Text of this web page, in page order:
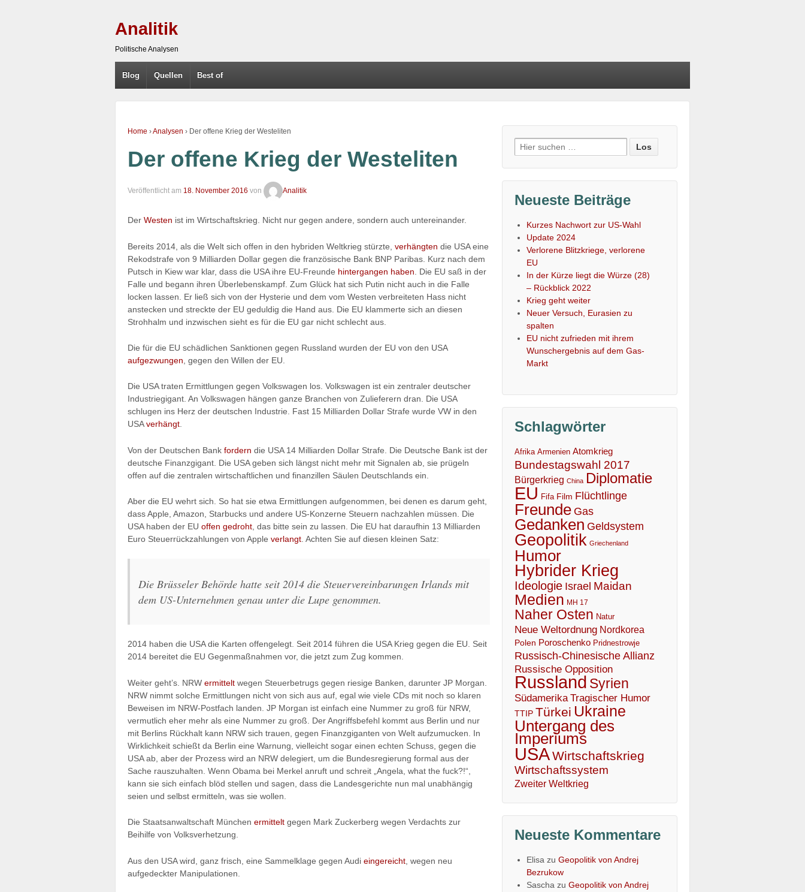
Analitik
Politische Analysen
Blog Quellen Best of
Home ›Analysen › Der offene Krieg der Westeliten
Der offene Krieg der Westeliten
Veröffentlicht am 18. November 2016 von Analitik
Der Westen ist im Wirtschaftskrieg. Nicht nur gegen andere, sondern auch untereinander.
Bereits 2014, als die Welt sich offen in den hybriden Weltkrieg stürzte, verhängten die USA eine
Rekodstrafe von 9 Milliarden Dollar gegen die französische Bank BNP Paribas. Kurz nach dem
Putsch in Kiew war klar, dass die USA ihre EU-Freunde hintergangen haben . Die EU saß in der
Falle und begann ihren Überlebenskampf. Zum Glück hat sich Putin nicht auch in die Falle
locken lassen. Er ließ sich von der Hysterie und dem vom Westen verbreiteten Hass nicht
anstecken und streckte der EU geduldig die Hand aus. Die EU klammerte sich an diesen
Strohhalm und inzwischen sieht es für die EU gar nicht schlecht aus.
Die für die EU schädlichen Sanktionen gegen Russland wurden der EU von den USA
aufgezwungen , gegen den Willen der EU.
Die USA traten Ermittlungen gegen Volkswagen los. Volkswagen ist ein zentraler deutscher
Industriegigant. An Volkswagen hängen ganze Branchen von Zulieferern dran. Die USA
schlugen ins Herz der deutschen Industrie. Fast 15 Milliarden Dollar Strafe wurde VW in den
USAverhängt.
Von der Deutschen Bank fordern die USA 14 Milliarden Dollar Strafe. Die Deutsche Bank ist der
deutsche Finanzgigant. Die USA geben sich längst nicht mehr mit Signalen ab, sie prügeln
offen auf die zentralen wirtschaftlichen und finanzillen Säulen Deutschlands ein.
Aber die EU wehrt sich. So hat sie etwa Ermittlungen aufgenommen, bei denen es darum geht,
dass Apple, Amazon, Starbucks und andere US-Konzerne Steuern nachzahlen müssen. Die
USA haben der EU offen gedroht , das bitte sein zu lassen. Die EU hat daraufhin 13 Milliarden
Euro Steuerrückzahlungen von Apple verlangt . Achten Sie auf diesen kleinen Satz:
Die Brüsseler Behörde hatte seit 2014 die Steuervereinbarungen Irlands mit
dem US-Unternehmen genau unter die Lupe genommen.
2014 haben die USA die Karten offengelegt. Seit 2014 führen die USA Krieg gegen die EU. Seit
2014 bereitet die EU Gegenmaßnahmen vor, die jetzt zum Zug kommen.
Weiter geht’s. NRW ermittelt wegen Steuerbetrugs gegen riesige Banken, darunter JP Morgan.
NRW nimmt solche Ermittlungen nicht von sich aus auf, egal wie viele CDs mit noch so klaren
Beweisen im NRW-Postfach landen. JP Morgan ist einfach eine Nummer zu groß für NRW,
vermutlich eher mehr als eine Nummer zu groß. Der Angriffsbefehl kommt aus Berlin und nur
mit Berlins Rückhalt kann NRW sich trauen, gegen Finanzgiganten von Welt aufzumucken. In
Wirklichkeit schießt da Berlin eine Warnung, vielleicht sogar einen echten Schuss, gegen die
USA ab, aber der Prozess wird an NRW delegiert, um die Bundesregierung formal aus der
Sache rauszuhalten. Wenn Obama bei Merkel anruft und schreit „Angela, what the fuck?!“,
kann sie sich einfach blöd stellen und sagen, dass die Landesgerichte nun mal unabhängig
seien und selbst ermitteln, was sie wollen.
Die Staatsanwaltschaft München ermittelt gegen Mark Zuckerberg wegen Verdachts zur
Beihilfe von Volksverhetzung.
Aus den USA wird, ganz frisch, eine Sammelklage gegen Audi eingereicht , wegen neu
aufgedeckter Manipulationen.
Suche
nach:
Neueste Beiträge
Kurzes Nachwort zur US-Wahl
Update 2024
Verlorene Blitzkriege, verlorene
EU
In der Kürze liegt die Würze (28)
– Rückblick 2022
Krieg geht weiter
Neuer Versuch, Eurasien zu
spalten
EU nicht zufrieden mit ihrem
Wunschergebnis auf dem Gas-
Markt
Schlagwörter
Afrika Armenien Atomkrieg
Bundestagswahl 2017
Bürgerkrieg China Diplomatie
EU Fifa Film Flüchtlinge
Freunde Gas
Gedanken Geldsystem
Geopolitik Griechenland
Humor
Hybrider Krieg
Ideologie Israel Maidan
Medien MH 17
Naher Osten Natur
Neue Weltordnung Nordkorea
Polen Poroschenko Pridnestrowje
Russisch-Chinesische Allianz
Russische Opposition
Russland Syrien
Südamerika Tragischer Humor
TTIP Türkei Ukraine
Untergang des
Imperiums
USAWirtschaftskrieg
Wirtschaftssystem
Zweiter Weltkrieg
Neueste Kommentare
Elisa zuGeopolitik von Andrej
Bezrukow
Sascha zuGeopolitik von Andrej